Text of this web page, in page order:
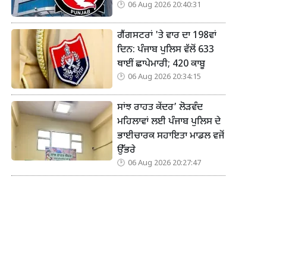
06 Aug 2026 20:40:31
ਗੈਂਗਸਟਰਾਂ 'ਤੇ ਵਾਰ ਦਾ 198ਵਾਂ
ਦਿਨ: ਪੰਜਾਬ ਪੁਲਿਸ ਵੱਲੋਂ 633
ਥਾਈਂ ਛਾਪੇਮਾਰੀ; 420 ਕਾਬੂ
06 Aug 2026 20:34:15
ਸਾਂਝ ਰਾਹਤ ਕੇਂਦਰ’ ਲੋੜਵੰਦ
ਮਹਿਲਾਵਾਂ ਲਈ ਪੰਜਾਬ ਪੁਲਿਸ ਦੇ
ਭਾਈਚਾਰਕ ਸਹਾਇਤਾ ਮਾਡਲ ਵਜੋਂ
ਉੱਭਰੇ
06 Aug 2026 20:27:47